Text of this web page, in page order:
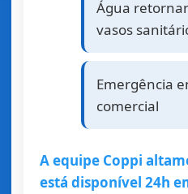
Água
vasos
Emergência
comercial
A equipe Coppi
está disponível 24h